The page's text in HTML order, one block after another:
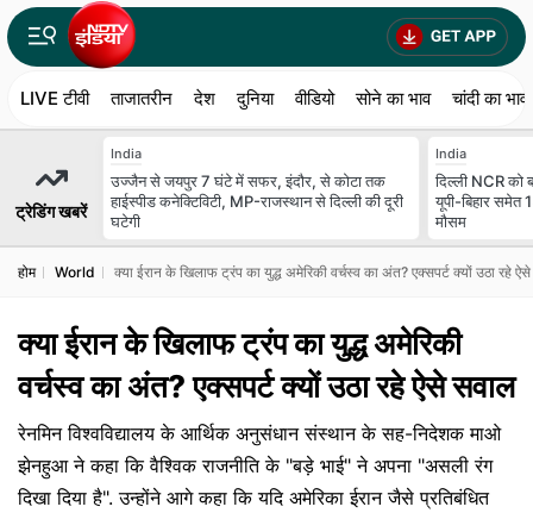
LIVE टीवी ताजातरीन देश दुनिया वीडियो सोने का भाव चांदी का भाव
ट्रेडिंग खबरें
India
उज्जैन से जयपुर 7 घंटे में सफर, इंदौर, से कोटा तक
हाईस्पीड कनेक्टिविटी, MP-राजस्थान से दिल्ली की दूरी
घटेगी
India
दिल्ली NCR को
यूपी-बिहार समेत
मौसम
होम World क्या ईरान के खिलाफ ट्रंप का युद्ध अमेरिकी वर्चस्व का अंत? एक्सपर्ट क्यों उठा रहे
क्या ईरान के खिलाफ ट्रंप का युद्ध अमेरिकी
वर्चस्व का अंत? एक्सपर्ट क्यों उठा रहे ऐसे सवाल
रेनमिन विश्वविद्यालय के आर्थिक अनुसंधान संस्थान के सह-निदेशक माओ
झेनहुआ ​​ने कहा कि वैश्विक राजनीति के "बड़े भाई" ने अपना "असली रंग
दिखा दिया है". उन्होंने आगे कहा कि यदि अमेरिका ईरान जैसे प्रतिबंधित